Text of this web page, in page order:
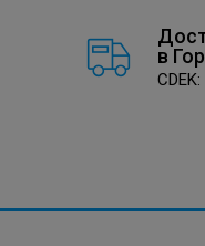
в